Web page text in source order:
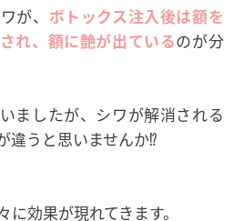
が、 ボトックス注入後は額を
れ、額に艶が出ているのが分
ましたが、シワが解消される
違うと思いませんか⁉
効果が現れてきます。